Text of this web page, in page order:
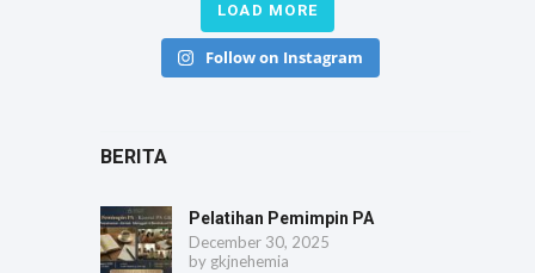
LOAD MORE
Follow on Instagram
BERITA
Pelatihan Pemimpin PA
December 30, 2025
by gkjnehemia